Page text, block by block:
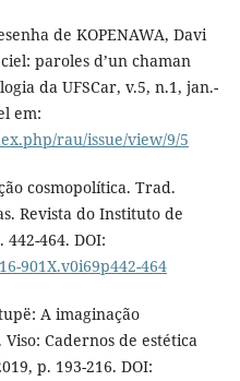
de KOPENAWA, Davi
paroles d’un chaman
da UFSCar, v.5, n.1, jan.-
em:
rau/issue/view/9/5
cosmopolítica. Trad.
Revista do Instituto de
464. DOI:
901X.v0i69p442-464
A imaginação
Cadernos de estética
p. 193-216. DOI: